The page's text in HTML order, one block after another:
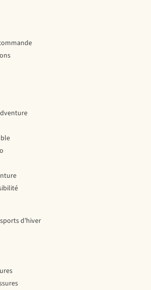
d’hiver